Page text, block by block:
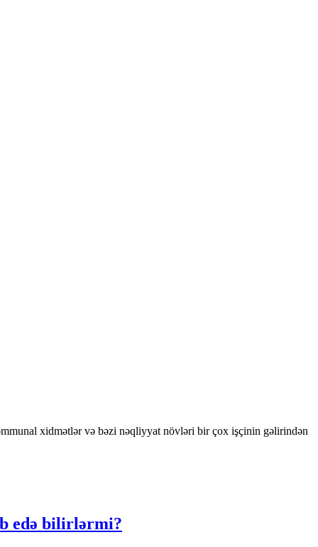
xidmətlər və bəzi nəqliyyat növləri bir çox işçinin gəlirindən
edə bilirlərmi?